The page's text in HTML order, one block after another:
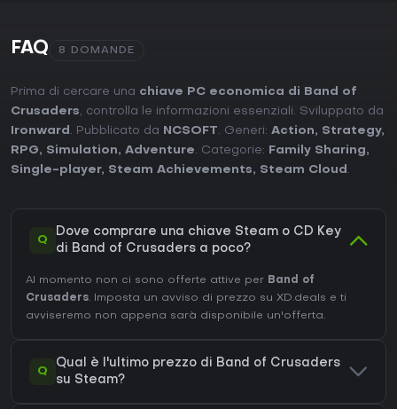
FAQ 8 DOMANDE
Prima di cercare una chiave PC economica di Band of
Crusaders, controlla le informazioni essenziali. Sviluppato da
Ironward . Pubblicato da NCSOFT. Generi: Action, Strategy,
RPG, Simulation, Adventure. Categorie: Family Sharing,
Single-player, Steam Achievements, Steam Cloud .
Q
Dove comprare una chiave Steam o CD Key
di Band of Crusaders a poco?
Al momento non ci sono offerte attive per Band of
Crusaders. Imposta un avviso di prezzo su XD.deals e ti
avviseremo non appena sarà disponibile un'offerta.
Q
Qual è l'ultimo prezzo di Band of Crusaders
su Steam?